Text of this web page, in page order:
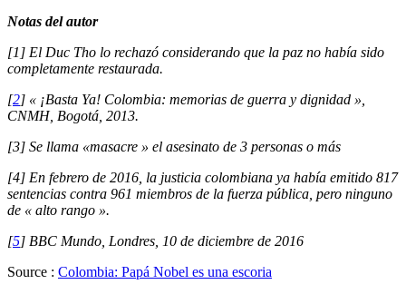
Notas del autor
[1] El Duc Tho lo rechazó considerando que la paz no había sido
completamente restaurada.
[2] « ¡Basta Ya! Colombia: memorias de guerra y dignidad »,
CNMH, Bogotá, 2013.
[3] Se llama «masacre » el asesinato de 3 personas o más
[4] En febrero de 2016, la justicia colombiana ya había emitido 817
sentencias contra 961 miembros de la fuerza pública, pero ninguno
de « alto rango ».
[5] BBC Mundo, Londres, 10 de diciembre de 2016
Source : Colombia: Papá Nobel es una escoria